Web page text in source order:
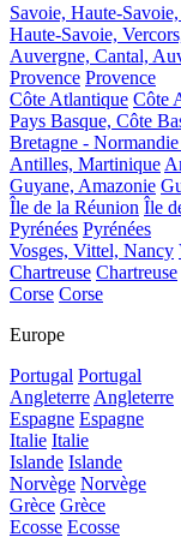
Savoie, Haute-
Haute-Savoie,
Auvergne, Cantal,
Provence Provence
Côte Atlantique Côte
Pays Basque, Côte
Bretagne - Normandie
Antilles, Martinique
Guyane, Amazonie
Île de la Réunion Île
Pyrénées Pyrénées
Vosges, Vittel, Nancy
Chartreuse Chartreuse
Corse Corse
Europe
Portugal Portugal
Angleterre Angleterre
Espagne Espagne
Italie Italie
Islande Islande
Norvège Norvège
Grèce Grèce
Ecosse Ecosse